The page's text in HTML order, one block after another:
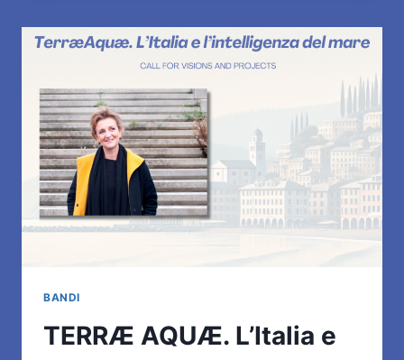
PROGETTI
VINCITORI
BANDI
TERRÆ AQUÆ. L’Italia e